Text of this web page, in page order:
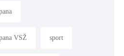
VSŽ sport